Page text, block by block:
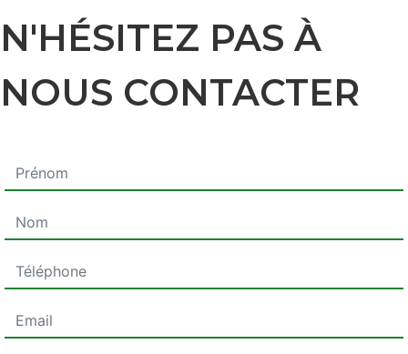
N'HÉSITEZ PAS À
NOUS CONTACTER